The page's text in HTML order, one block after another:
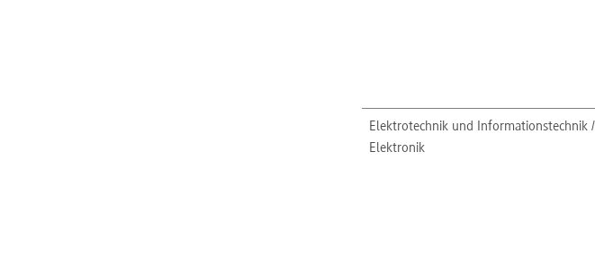
Elektrotechnik und Informationstechnik /
Elektronik